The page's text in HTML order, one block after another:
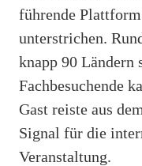
führende
unterstrichen.
knapp 90 Ländern
Fachbesuchende
Gast reiste aus
Signal für die
Veranstaltung.